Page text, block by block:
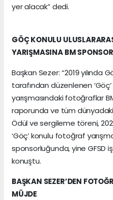
yer alacak” dedi.
GÖÇ KONULU
YARIŞMASINA BM
Başkan Sezer: “2019 yılında
tarafından düzenlenen
yarışmasındaki fotoğraflar
raporunda ve tüm dünyadaki
Ödül ve sergileme töreni,
‘Göç’ konulu fotoğraf
sponsorluğunda, yine GFSD
konuştu.
BAŞKAN SEZER’DEN
MÜJDE